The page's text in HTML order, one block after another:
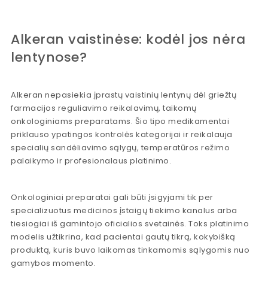
Alkeran vaistinėse: kodėl jos nėra
lentynose?
Alkeran nepasiekia įprastų vaistinių lentynų dėl griežtų
farmacijos reguliavimo reikalavimų, taikomų
onkologiniams preparatams. Šio tipo medikamentai
priklauso ypatingos kontrolės kategorijai ir reikalauja
specialių sandėliavimo sąlygų, temperatūros režimo
palaikymo ir profesionalaus platinimo.
Onkologiniai preparatai gali būti įsigyjami tik per
specializuotus medicinos įstaigų tiekimo kanalus arba
tiesiogiai iš gamintojo oficialios svetainės. Toks platinimo
modelis užtikrina, kad pacientai gautų tikrą, kokybišką
produktą, kuris buvo laikomas tinkamomis sąlygomis nuo
gamybos momento.